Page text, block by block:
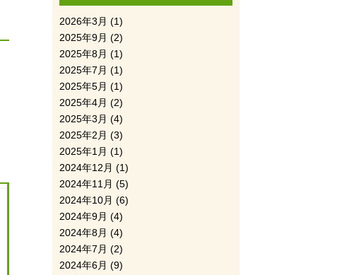
2026年3月 (1)
2025年9月 (2)
2025年8月 (1)
2025年7月 (1)
2025年5月 (1)
2025年4月 (2)
2025年3月 (4)
2025年2月 (3)
2025年1月 (1)
2024年12月 (1)
2024年11月 (5)
2024年10月 (6)
2024年9月 (4)
2024年8月 (4)
2024年7月 (2)
2024年6月 (9)